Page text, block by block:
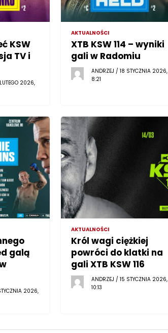
KSW
TV i
2026,
AKTUALNOŚCI
XTB KSW 114 – wyniki
gali w Radomiu
ANDRZEJ / 18 STYCZNIA 2026,
8:21
galą
2026,
AKTUALNOŚCI
Król wagi ciężkiej
powróci do klatki na
gali XTB KSW 116
ANDRZEJ / 15 STYCZNIA 2026,
10:13